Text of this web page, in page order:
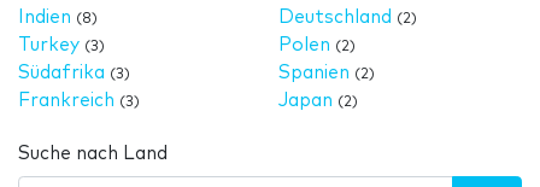
Indien (8)
Turkey (3)
Südafrika (3)
Frankreich (3)
Deutschland (2)
Polen (2)
Spanien (2)
Japan (2)
Suche nach Land